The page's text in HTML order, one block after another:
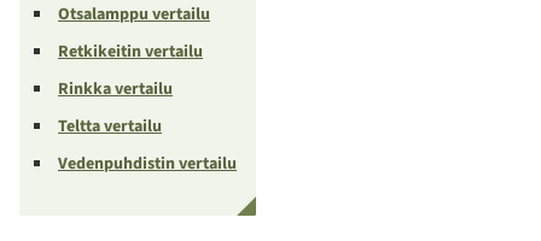
Otsalamppu vertailu
Retkikeitin vertailu
Rinkka vertailu
Teltta vertailu
Vedenpuhdistin vertailu